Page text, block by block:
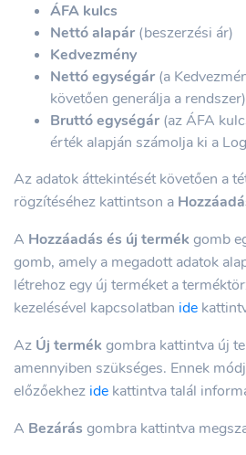
ÁFA kulcs
Nettó alapár (beszerzési ár)
Kedvezmény
Nettó egységár (a
követően generálja a rendszer)
Bruttó egységár (az ÁFA
érték alapján számolja ki a
Az adatok áttekintését követően a
rögzítéséhez kattintson a
A Hozzáadás és új termék gomb
gomb, amely a megadott adatok
létrehoz egy új terméket a
kezelésével kapcsolatban ide
Az Új termék gombra kattintva új
amennyiben szükséges. Ennek
előzőekhez ide kattintva talál
A Bezárás gombra kattintva